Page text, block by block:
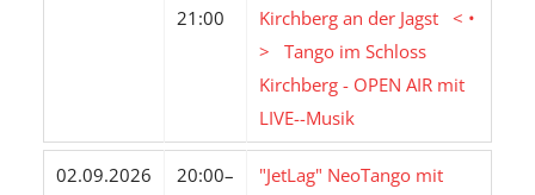
21:00
Kirchberg an der Jagst < •
> Tango im Schloss
Kirchberg - OPEN AIR mit
LIVE--Musik
02.09.2026
20:00–
"JetLag" NeoTango mit